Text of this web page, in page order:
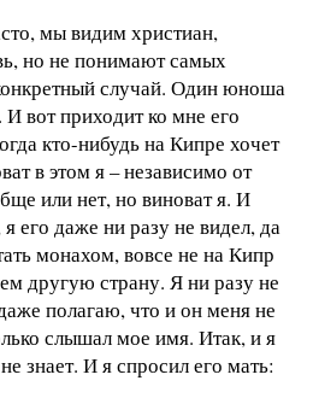
мы видим христиан,
но не понимают самых
случай. Один юноша
И вот приходит ко мне его
кто-нибудь на Кипре хочет
в этом я – независимо от
или нет, но виноват я. И
его даже ни разу не видел, да
монахом, вовсе не на Кипр
другую страну. Я ни разу не
полагаю, что и он меня не
слышал мое имя. Итак, и я
знает. И я спросил его мать: